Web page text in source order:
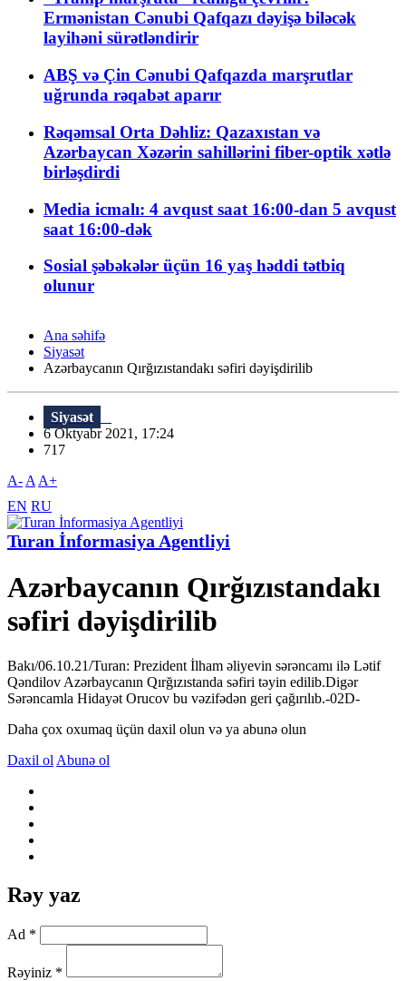
Ermənistan Cənubi Qafqazı dəyişə biləcək
layihəni sürətləndirir
ABŞ və Çin Cənubi Qafqazda marşrutlar
uğrunda rəqabət aparır
Rəqəmsal Orta Dəhliz: Qazaxıstan və
Azərbaycan Xəzərin sahillərini fiber-optik xətlə
birləşdirdi
Media icmalı: 4 avqust saat 16:00-dan 5 avqust
saat 16:00-dək
Sosial şəbəkələr üçün 16 yaş həddi tətbiq
olunur
Ana səhifə
Siyasət
Azərbaycanın Qırğızıstandakı səfiri dəyişdirilib
Siyasət
6 Oktyabr 2021, 17:24
717
A- A A+
EN RU
Turan İnformasiya Agentliyi
Azərbaycanın Qırğızıstandakı
səfiri dəyişdirilib
Bakı/06.10.21/Turan: Prezident İlham əliyevin sərəncamı ilə Lətif
Qəndilov Azərbaycanın Qırğızıstanda səfiri təyin edilib.Digər
Sərəncamla Hidayət Orucov bu vəzifədən geri çağırılıb.-02D-
Daha çox oxumaq üçün daxil olun və ya abunə olun
Daxil ol Abunə ol
Rəy yaz
Ad *
Rəyiniz *